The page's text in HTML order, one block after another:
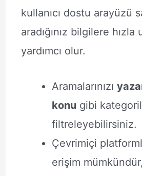
kullanıcı dostu arayüzü
aradığınız bilgilere hızla
yardımcı olur.
Aramalarınızı
konugibi
filtreleyebilirsiniz.
Çevrimiçi
erişim